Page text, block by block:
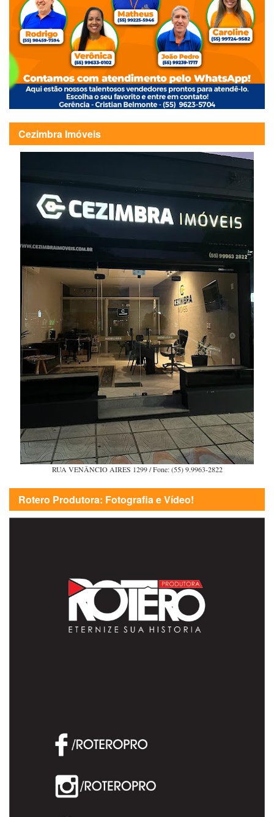
Cezimbra Imóveis
RUA VENÂNCIO AIRES 1299 / Fone: (55) 9.9963-2822
Rotero Produtora: Fotografia e Vídeo!